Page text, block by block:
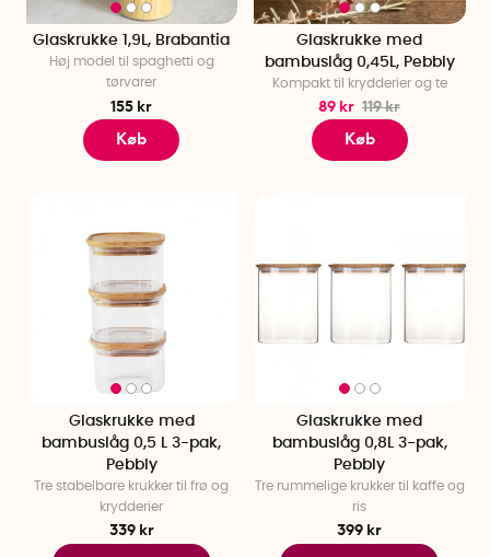
Glaskrukke 1,9L, Brabantia
Høj model til spaghetti og
tørvarer
155 kr
Køb
Glaskrukke med
bambuslåg 0,45L, Pebbly
Kompakt til krydderier og te
89 kr 119 kr
Køb
Glaskrukke med
bambuslåg 0,5 L 3-pak,
Pebbly
Tre stabelbare krukker til frø og
krydderier
339 kr
Glaskrukke med
bambuslåg 0,8L 3-pak,
Pebbly
Tre rummelige krukker til kaffe og
ris
399 kr